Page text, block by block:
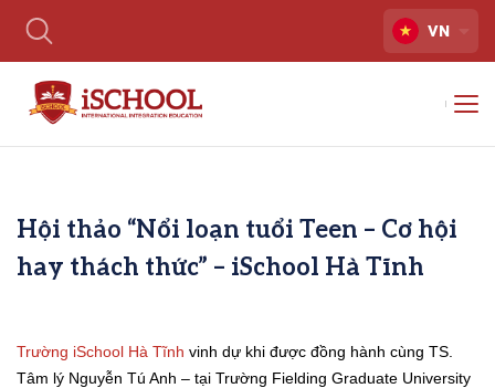
VN
Hội thảo “Nổi loạn tuổi Teen – Cơ hội
hay thách thức” – iSchool Hà Tĩnh
Trường iSchool Hà Tĩnh vinh dự khi được đồng hành cùng TS.
Tâm lý Nguyễn Tú Anh – tại Trường Fielding Graduate University